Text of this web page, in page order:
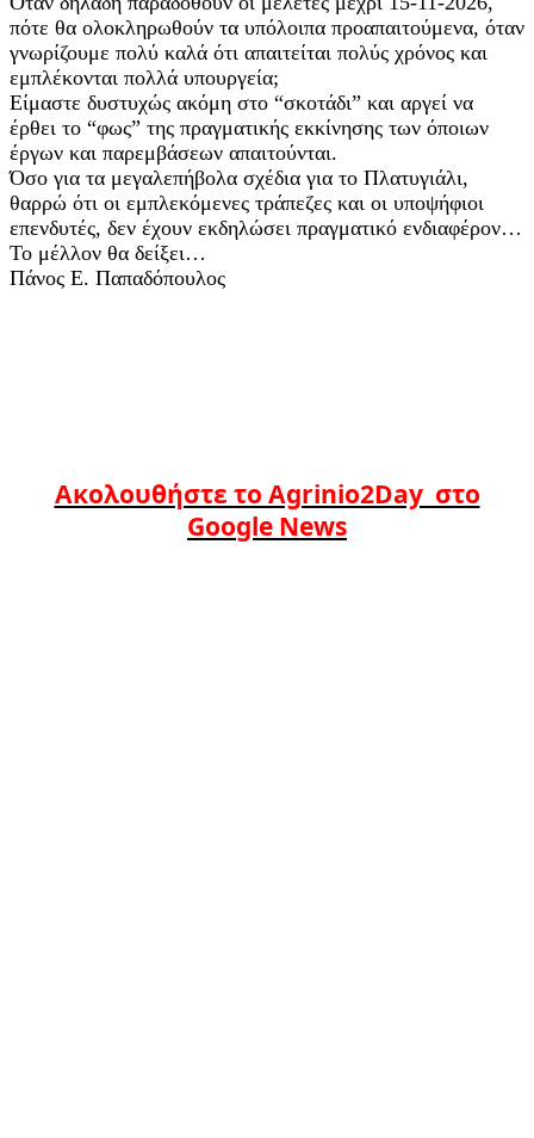
πότε θα ολοκληρωθούν τα υπόλοιπα προαπαιτούμενα, όταν
γνωρίζουμε πολύ καλά ότι απαιτείται πολύς χρόνος και
εμπλέκονται πολλά υπουργεία;
Είμαστε δυστυχώς ακόμη στο “σκοτάδι” και αργεί να
έρθει το “φως” της πραγματικής εκκίνησης των όποιων
έργων και παρεμβάσεων απαιτούνται.
Όσο για τα μεγαλεπήβολα σχέδια για το Πλατυγιάλι,
θαρρώ ότι οι εμπλεκόμενες τράπεζες και οι υποψήφιοι
επενδυτές, δεν έχουν εκδηλώσει πραγματικό ενδιαφέρον…
Το μέλλον θα δείξει…
Πάνος Ε. Παπαδόπουλος
Ακολουθήστε το Agrinio2Day στο
Google News